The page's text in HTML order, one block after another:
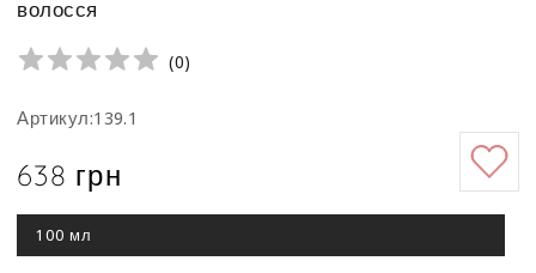
волосся
(0)
Артикул:139.1
Ціна
638 грн
100 мл
Цей
варіант